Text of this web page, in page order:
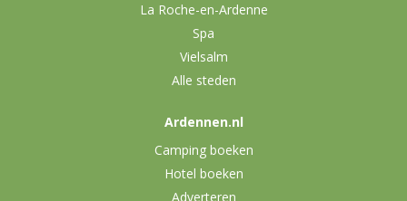
La Roche-en-Ardenne
Spa
Vielsalm
Alle steden
Ardennen.nl
Camping boeken
Hotel boeken
Adverteren